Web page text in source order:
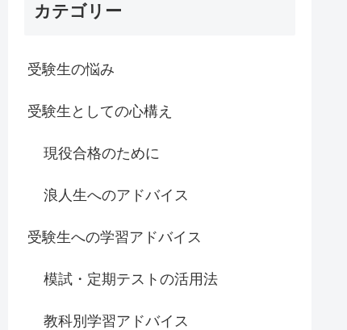
カテゴリー
受験生の悩み
受験生としての心構え
現役合格のために
浪人生へのアドバイス
受験生への学習アドバイス
模試・定期テストの活用法
教科別学習アドバイス